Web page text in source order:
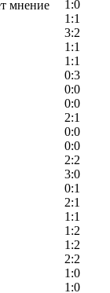
1:0
1:1
3:2
1:1
1:1
0:3
0:0
0:0
2:1
0:0
0:0
2:2
3:0
0:1
2:1
1:1
1:2
1:2
2:2
1:0
1:0
мнение